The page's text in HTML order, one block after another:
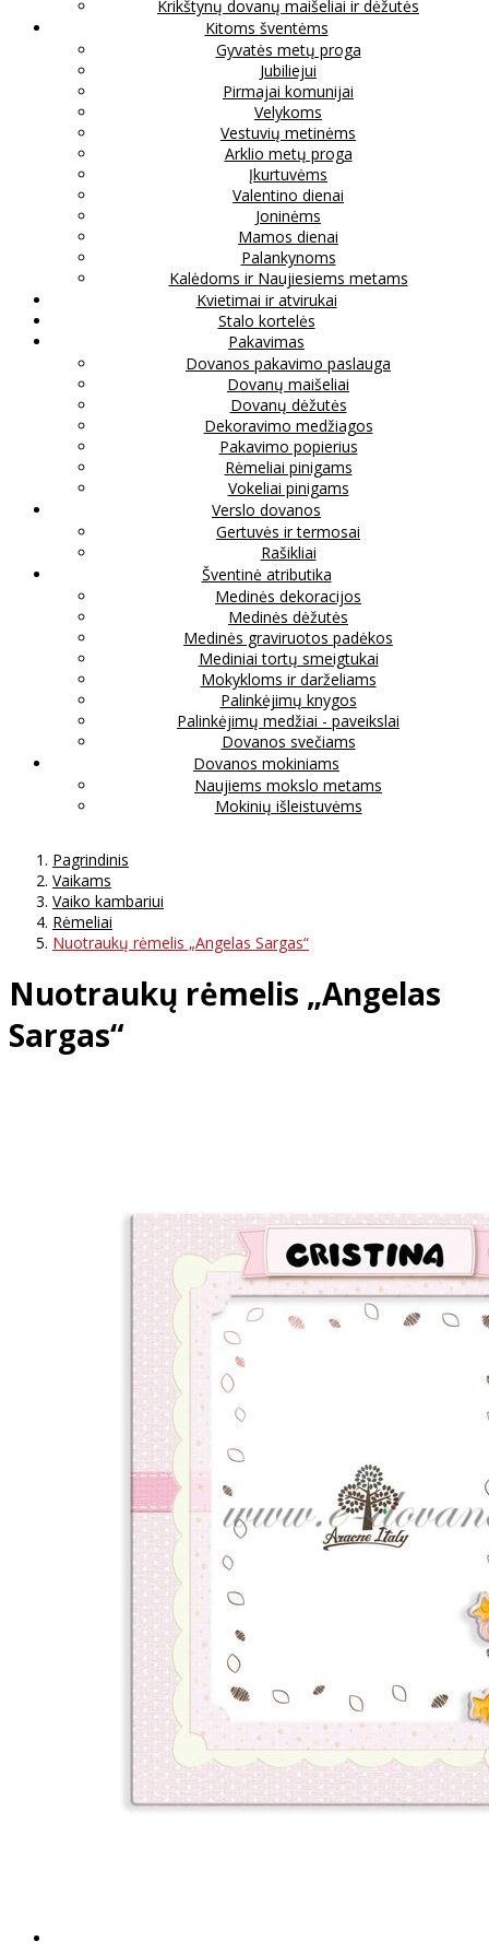
Krikštynų dovanų maišeliai ir dėžutės
Kitoms šventėms
Gyvatės metų proga
Jubiliejui
Pirmajai komunijai
Velykoms
Vestuvių metinėms
Arklio metų proga
Įkurtuvėms
Valentino dienai
Joninėms
Mamos dienai
Palankynoms
Kalėdoms ir Naujiesiems metams
Kvietimai ir atvirukai
Stalo kortelės
Pakavimas
Dovanos pakavimo paslauga
Dovanų maišeliai
Dovanų dėžutės
Dekoravimo medžiagos
Pakavimo popierius
Rėmeliai pinigams
Vokeliai pinigams
Verslo dovanos
Gertuvės ir termosai
Rašikliai
Šventinė atributika
Medinės dekoracijos
Medinės dėžutės
Medinės graviruotos padėkos
Mediniai tortų smeigtukai
Mokykloms ir darželiams
Palinkėjimų knygos
Palinkėjimų medžiai - paveikslai
Dovanos svečiams
Dovanos mokiniams
Naujiems mokslo metams
Mokinių išleistuvėms
Pagrindinis
Vaikams
Vaiko kambariui
Rėmeliai
Nuotraukų rėmelis „Angelas Sargas“
Nuotraukų rėmelis „Angelas
Sargas“